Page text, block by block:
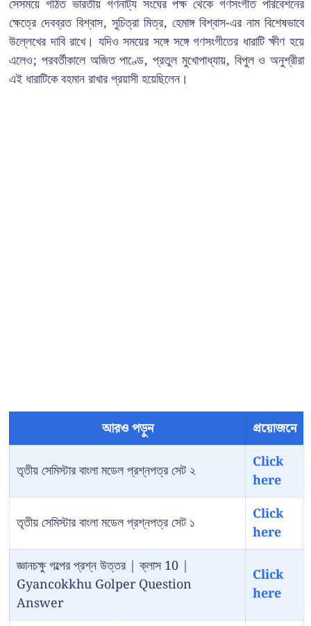
সেসময়ে গঠিত ভারতীয় গণনাট্য সংঘের পক্ষ থেকে গণসংগীত পরিবেশনের
ক্ষেত্রে দেবব্রত বিশ্বাস, সুচিত্রা মিত্র, হেমাঙ্গ বিশ্বাস-এর নাম বিশেষভাবে
উল্লেখের দাবি রাখে। যদিও সময়ের সঙ্গে সঙ্গে গণসংগীতের ধারাটি ক্ষীণ হয়ে
এলেও; পরবর্তীকালে অজিত পাণ্ডে, প্রতুল মুখোপাধ্যায়, বিপুল ও অনুশ্রীরা
এই ধারাটিকে বহমান রাখার প্রয়াসী হয়েছিলেন।
আরও পড়ুন প্রয়োজনে
তৃতীয় সেমিস্টার বাংলা মডেল প্রশ্নপত্র সেট ২
Click
here
তৃতীয় সেমিস্টার বাংলা মডেল প্রশ্নপত্র সেট ১
Click
here
জ্ঞানচক্ষু গল্পের প্রশ্ন উত্তর | ক্লাস 10 |
Gyancokkhu Golper Question
Answer
Click
here